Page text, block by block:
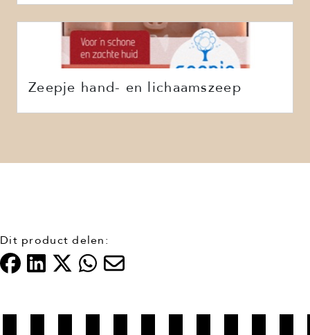
Zeepje hand- en lichaamszeep
Dit product delen: